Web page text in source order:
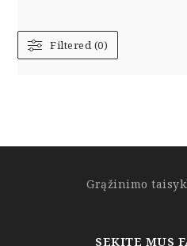
Filtered (0)
Grąžinimo
SEKITE MUS